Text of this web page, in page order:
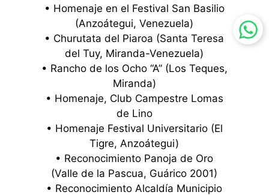
• Homenaje en el Festival San Basilio
(Anzoátegui, Venezuela)
• Churutata del Piaroa (Santa Teresa
del Tuy, Miranda-Venezuela)
• Rancho de los Ocho “A” (Los Teques,
Miranda)
• Homenaje, Club Campestre Lomas
de Lino
• Homenaje Festival Universitario (El
Tigre, Anzoátegui)
• Reconocimiento Panoja de Oro
(Valle de la Pascua, Guárico 2001)
• Reconocimiento Alcaldía Municipio